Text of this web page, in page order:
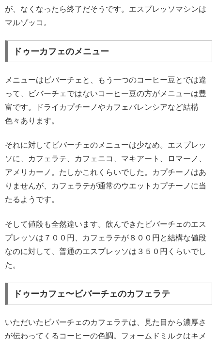
が、なくなったら終了だそうです。エスプレッソマシンは
マルゾッコ。
ドゥーカフェのメニュー
メニューはビバーチェと、もう一つのコーヒー豆とでは違
って、ビバーチェではないコーヒー豆の方がメニューは豊
富です。ドライカプチーノやカフェバレンシアなど結構
色々あります。
それに対してビバーチェのメニューは少なめ。エスプレッ
ソに、カフェラテ、カフェニコ、マキアート、ロマーノ、
アメリカーノ。たしかこれくらいでした。カプチーノはあ
りませんが、カフェラテが通常のウエットカプチーノに当
たるようです。
そして値段も全然違います。飲んできたビバーチェのエス
プレッソは７００円、カフェラテが８００円と結構な値段
なのに対して、普通のエスプレッソは３５０円くらいでし
た。
ドゥーカフェ〜ビバーチェのカフェラテ
いただいたビバーチェのカフェラテは、見た目から濃厚さ
が伝わってくるコーヒーの色調。フォームドミルクはキメ